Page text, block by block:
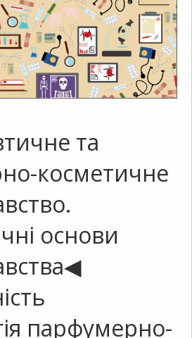
та
косметичне
основи
парфумерно-